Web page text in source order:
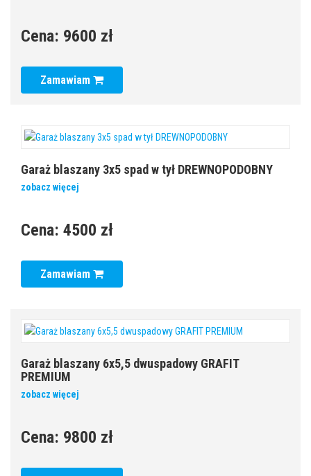
Cena: 9600 zł
Zamawiam
Garaż blaszany 3x5 spad w tył DREWNOPODOBNY
zobacz więcej
Cena: 4500 zł
Zamawiam
Garaż blaszany 6x5,5 dwuspadowy GRAFIT
PREMIUM
zobacz więcej
Cena: 9800 zł